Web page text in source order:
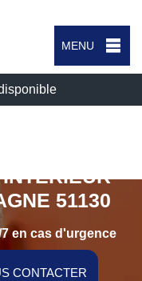
MENU
51130
en cas d'urgence
CONTACTER